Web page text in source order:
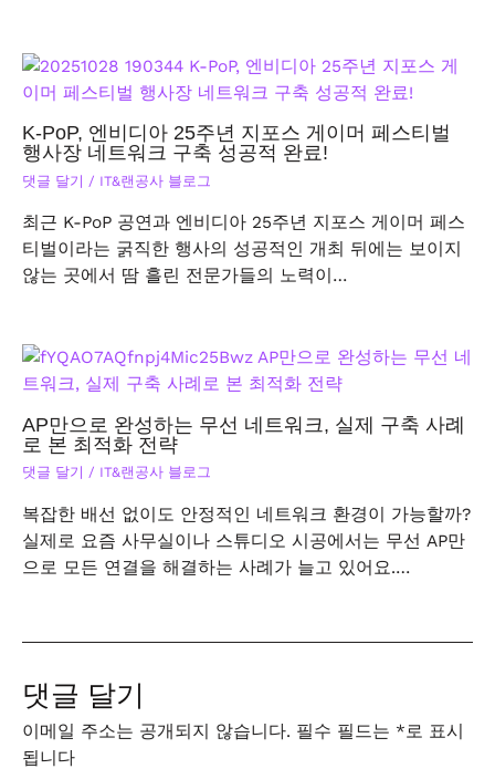
K-PoP, 엔비디아 25주년 지포스 게이머 페스티벌
행사장 네트워크 구축 성공적 완료!
댓글 달기 / IT&랜공사 블로그
최근 K-PoP 공연과 엔비디아 25주년 지포스 게이머 페스
티벌이라는 굵직한 행사의 성공적인 개최 뒤에는 보이지
않는 곳에서 땀 흘린 전문가들의 노력이…
AP만으로 완성하는 무선 네트워크, 실제 구축 사례
로 본 최적화 전략
댓글 달기 / IT&랜공사 블로그
복잡한 배선 없이도 안정적인 네트워크 환경이 가능할까?
실제로 요즘 사무실이나 스튜디오 시공에서는 무선 AP만
으로 모든 연결을 해결하는 사례가 늘고 있어요.…
댓글 달기
이메일 주소는 공개되지 않습니다. 필수 필드는 *로 표시
됩니다